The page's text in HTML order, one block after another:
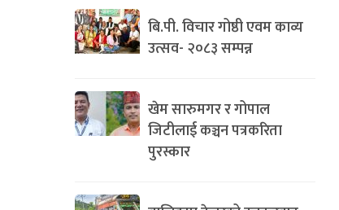
बि.पी. विचार गोष्ठी एवम काव्य
उत्सव- २०८३ सम्पन्न
खेम सारुमगर र गोपाल
जिटीलाई कञ्चन पत्रकरिता
पुरस्कार